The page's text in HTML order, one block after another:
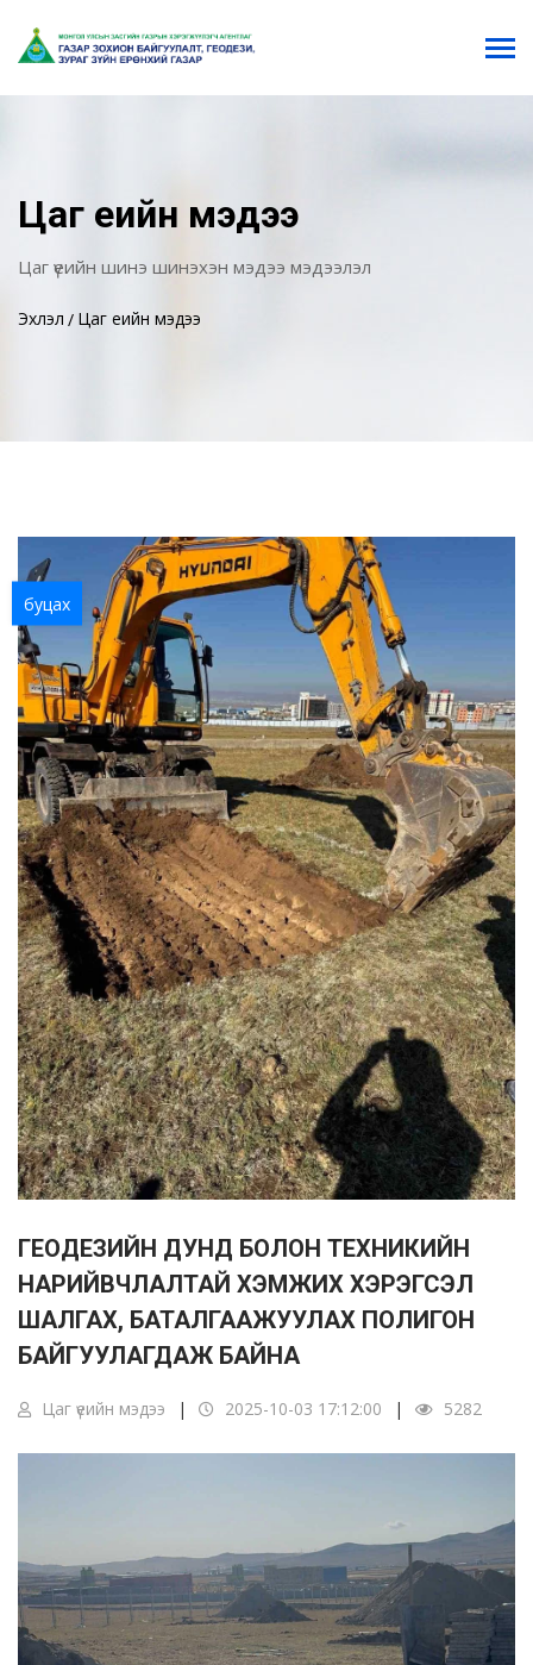
Цаг үеийн мэдээ
Цаг үеийн шинэ шинэхэн мэдээ мэдээлэл
Эхлэл Цаг үеийн мэдээ
буцах
ГЕОДЕЗИЙН ДУНД БОЛОН ТЕХНИКИЙН
НАРИЙВЧЛАЛТАЙ ХЭМЖИХ ХЭРЭГСЭЛ
ШАЛГАХ, БАТАЛГААЖУУЛАХ ПОЛИГОН
БАЙГУУЛАГДАЖ БАЙНА
Цаг үеийн мэдээ 2025-10-03 17:12:00 5282